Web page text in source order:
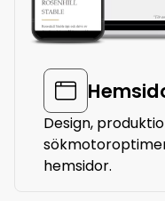
Design,
hemsidor.